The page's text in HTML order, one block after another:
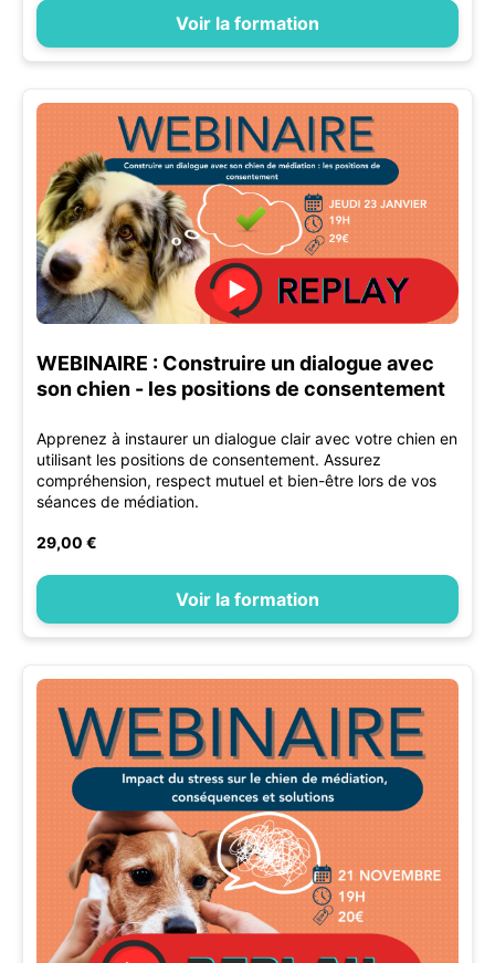
Voir la formation
WEBINAIRE : Construire un dialogue avec
son chien - les positions de consentement
Apprenez à instaurer un dialogue clair avec votre chien en
utilisant les positions de consentement. Assurez
compréhension, respect mutuel et bien-être lors de vos
séances de médiation.
29,00 €
Voir la formation